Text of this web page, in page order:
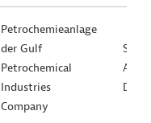
Petrochemieanlage
der Gulf
Petrochemical
Industries
Company